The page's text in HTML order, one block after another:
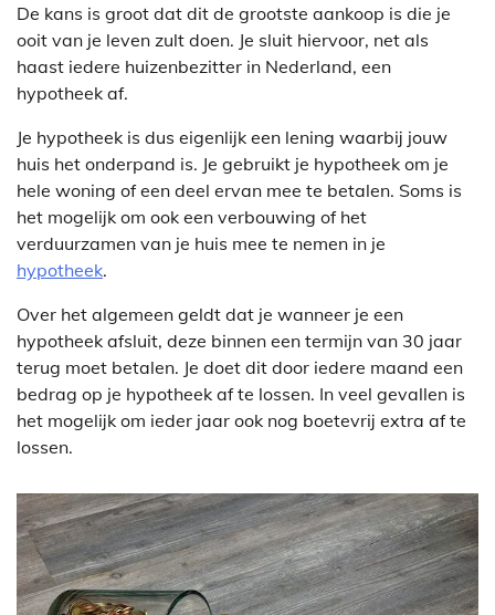
De kans is groot dat dit de grootste aankoop is die je
ooit van je leven zult doen. Je sluit hiervoor, net als
haast iedere huizenbezitter in Nederland, een
hypotheek af.
Je hypotheek is dus eigenlijk een lening waarbij jouw
huis het onderpand is. Je gebruikt je hypotheek om je
hele woning of een deel ervan mee te betalen. Soms is
het mogelijk om ook een verbouwing of het
verduurzamen van je huis mee te nemen in je
hypotheek.
Over het algemeen geldt dat je wanneer je een
hypotheek afsluit, deze binnen een termijn van 30 jaar
terug moet betalen. Je doet dit door iedere maand een
bedrag op je hypotheek af te lossen. In veel gevallen is
het mogelijk om ieder jaar ook nog boetevrij extra af te
lossen.